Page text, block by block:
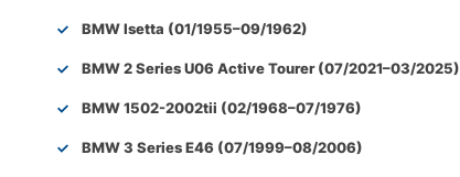
BMW Isetta (01/1955–09/1962)
BMW 2 Series U06 Active Tourer (07/2021–03/2025)
BMW 1502-2002tii (02/1968–07/1976)
BMW 3 Series E46 (07/1999–08/2006)